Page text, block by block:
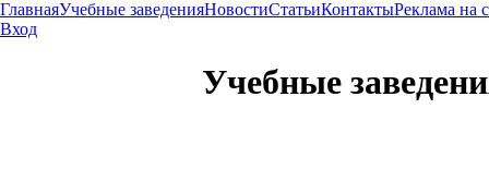
ГлавнаяУчебные заведенияНовостиСтатьиКонтактыРеклама на
Вход
Учебные